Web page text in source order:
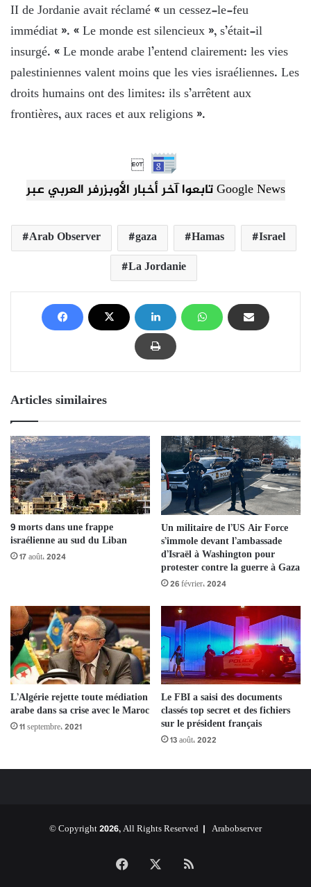
II de Jordanie avait réclamé « un cessez-le-feu
immédiat ». « Le monde est silencieux », s’était-il
insurgé. « Le monde arabe l’entend clairement: les vies
palestiniennes valent moins que les vies israéliennes. Les
droits humains ont des limites: ils s’arrêtent aux
frontières, aux races et aux religions ».

تابعوا آخر أخبار الأوبزرفر العربي عبر Google News
Arab Observer gaza Hamas
Israel
La Jordanie
Articles similaires
9 morts dans une frappe
israélienne au sud du Liban
17 août، 2024
Un militaire de l’US Air Force
s’immole devant l’ambassade
d’Israël à Washington pour
protester contre la guerre à Gaza
26 février، 2024
L’Algérie rejette toute médiation
arabe dans sa crise avec le Maroc
11 septembre، 2021
Le FBI a saisi des documents
classés top secret et des fichiers
sur le président français
13 août، 2022
© Copyright 2026, All Rights Reserved | Arabobserver
Facebook